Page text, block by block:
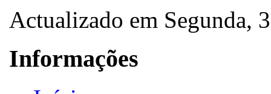
Actualizado em Segunda,
Informações